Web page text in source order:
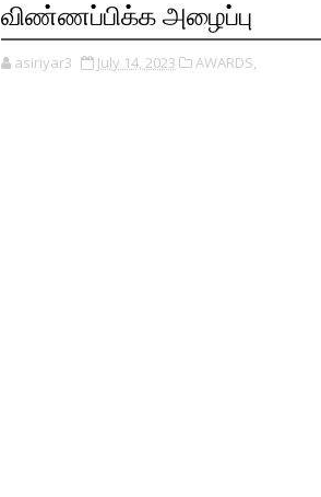
விண்ணப்பிக்க அழைப்பு
asiriyar3 July 14, 2023 AWARDS,